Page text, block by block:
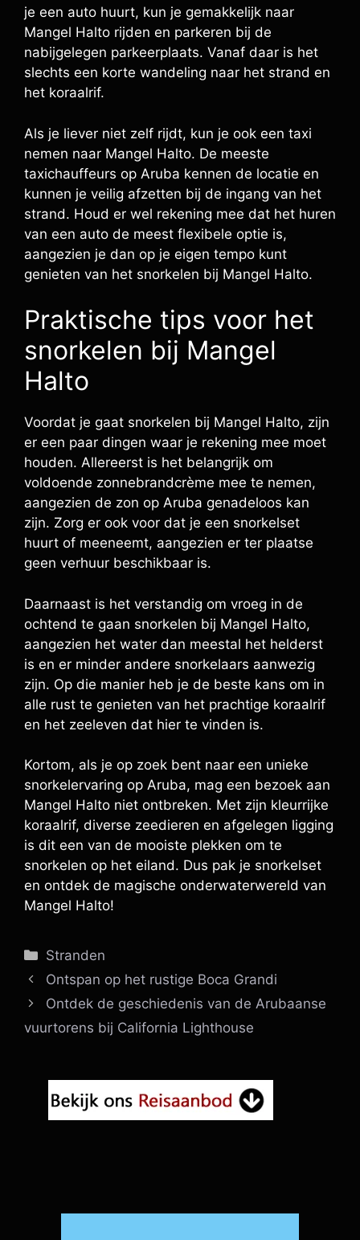
je een auto huurt, kun je gemakkelijk naar
Mangel Halto rijden en parkeren bij de
nabijgelegen parkeerplaats. Vanaf daar is het
slechts een korte wandeling naar het strand en
het koraalrif.
Als je liever niet zelf rijdt, kun je ook een taxi
nemen naar Mangel Halto. De meeste
taxichauffeurs op Aruba kennen de locatie en
kunnen je veilig afzetten bij de ingang van het
strand. Houd er wel rekening mee dat het huren
van een auto de meest flexibele optie is,
aangezien je dan op je eigen tempo kunt
genieten van het snorkelen bij Mangel Halto.
Praktische tips voor het
snorkelen bij Mangel
Halto
Voordat je gaat snorkelen bij Mangel Halto, zijn
er een paar dingen waar je rekening mee moet
houden. Allereerst is het belangrijk om
voldoende zonnebrandcrème mee te nemen,
aangezien de zon op Aruba genadeloos kan
zijn. Zorg er ook voor dat je een snorkelset
huurt of meeneemt, aangezien er ter plaatse
geen verhuur beschikbaar is.
Daarnaast is het verstandig om vroeg in de
ochtend te gaan snorkelen bij Mangel Halto,
aangezien het water dan meestal het helderst
is en er minder andere snorkelaars aanwezig
zijn. Op die manier heb je de beste kans om in
alle rust te genieten van het prachtige koraalrif
en het zeeleven dat hier te vinden is.
Kortom, als je op zoek bent naar een unieke
snorkelervaring op Aruba, mag een bezoek aan
Mangel Halto niet ontbreken. Met zijn kleurrijke
koraalrif, diverse zeedieren en afgelegen ligging
is dit een van de mooiste plekken om te
snorkelen op het eiland. Dus pak je snorkelset
en ontdek de magische onderwaterwereld van
Mangel Halto!
Categorieën
Stranden
Ontspan op het rustige Boca Grandi
Ontdek de geschiedenis van de Arubaanse
vuurtorens bij California Lighthouse